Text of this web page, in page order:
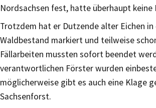
Nordsachsen fest, hatte überhaupt keine
Trotzdem hat er Dutzende alter Eichen
Waldbestand markiert und teilweise
Fällarbeiten mussten sofort beendet
verantwortlichen Förster wurden
möglicherweise gibt es auch eine Klage
Sachsenforst.